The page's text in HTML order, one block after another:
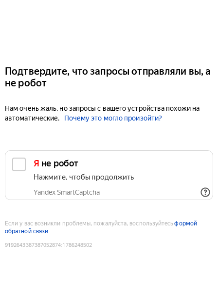
Подтвердите, что запросы отправляли вы, а
не робот
Нам очень жаль, но запросы с вашего устройства похожи на
автоматические.
Почему это могло произойти?
Я не робот
Нажмите, чтобы продолжить
Yandex SmartCaptcha
Если у вас возникли проблемы, пожалуйста, воспользуйтесьформой
обратной связи
9192643387387052874:1786248502